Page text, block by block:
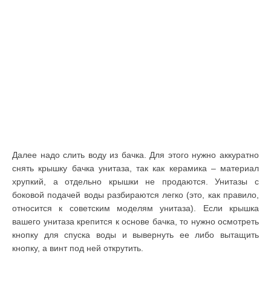
Далее надо слить воду из бачка. Для этого нужно аккуратно
снять крышку бачка унитаза, так как керамика – материал
хрупкий, а отдельно крышки не продаются. Унитазы с
боковой подачей воды разбираются легко (это, как правило,
относится к советским моделям унитаза). Если крышка
вашего унитаза крепится к основе бачка, то нужно осмотреть
кнопку для спуска воды и вывернуть ее либо вытащить
кнопку, а винт под ней открутить.